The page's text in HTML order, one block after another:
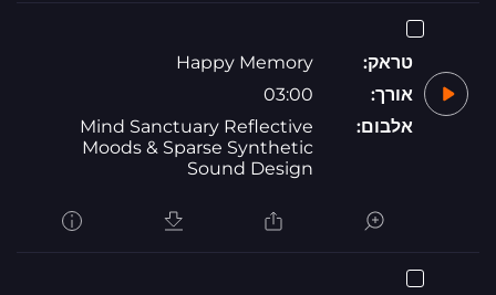
טראק:
Happy Memory
אורך:
03:00
אלבום:
Mind Sanctuary Reflective
Moods & Sparse Synthetic
Sound Design